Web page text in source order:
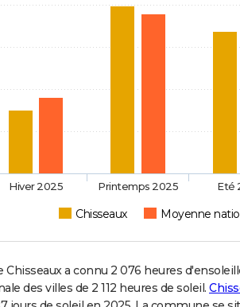
Chisseaux Moyenne
Hiver 2025 Printemps 2025 Eté
Chisseaux a connu 2 076 heures
des villes de 2 112 heures de soleil.